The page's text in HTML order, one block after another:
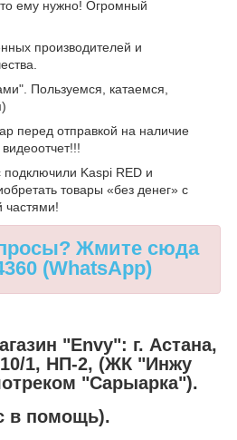
ему нужно! Огромный
производителей и
Пользуемся, катаемся,
перед отправкой на наличие
Kaspi RED и
товары «без денег» с
частями!
Жмите сюда
(WhatsApp)
"Envy": г. Астана,
1, НП-2, (ЖК "Инжу
"Сарыарка").
в помощь).